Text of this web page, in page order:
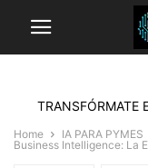
TRANSFÓRMATE
Home IA PARA PYMES
Business Intelligence: La